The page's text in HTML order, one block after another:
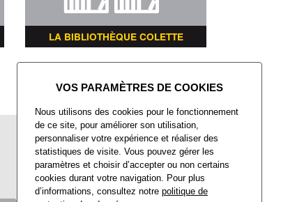
LA BIBLIOTHÈQUE COLETTE
Mairie de Villers-Saint-Paul
Place François Mitterrand
Villers-Saint-Paul
60872 Rieux CEDEX
Tél : 03 44 74 48 40
Nous utilisons des cookies pour le fonctionnement
de ce site, pour améliorer son utilisation,
personnaliser votre expérience et réaliser des
statistiques de visite. Vous pouvez gérer les
paramètres et choisir d’accepter ou non certains
cookies durant votre navigation. Pour plus
d’informations, consultez notrepolitique de